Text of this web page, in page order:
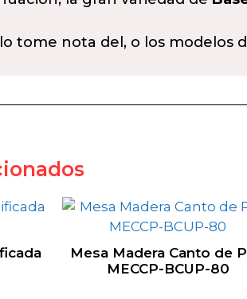
tome nota del, o los modelos
Mesa Madera Canto de
MECCP-BCUP-80